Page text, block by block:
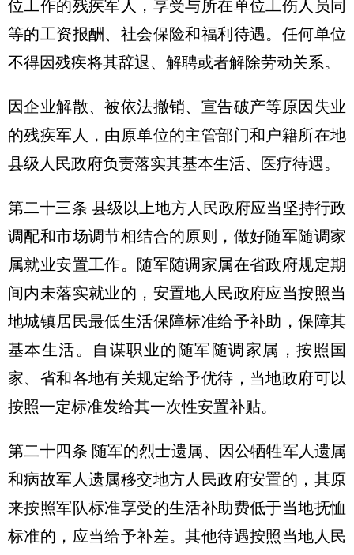
位工作的残疾军人，享受与所在单位工伤人员同
等的工资报酬、社会保险和福利待遇。任何单位
不得因残疾将其辞退、解聘或者解除劳动关系。
因企业解散、被依法撤销、宣告破产等原因失业
的残疾军人，由原单位的主管部门和户籍所在地
县级人民政府负责落实其基本生活、医疗待遇。
第二十三条 县级以上地方人民政府应当坚持行政
调配和市场调节相结合的原则，做好随军随调家
属就业安置工作。随军随调家属在省政府规定期
间内未落实就业的，安置地人民政府应当按照当
地城镇居民最低生活保障标准给予补助，保障其
基本生活。自谋职业的随军随调家属，按照国
家、省和各地有关规定给予优待，当地政府可以
按照一定标准发给其一次性安置补贴。
第二十四条 随军的烈士遗属、因公牺牲军人遗属
和病故军人遗属移交地方人民政府安置的，其原
来按照军队标准享受的生活补助费低于当地抚恤
标准的，应当给予补差。其他待遇按照当地人民